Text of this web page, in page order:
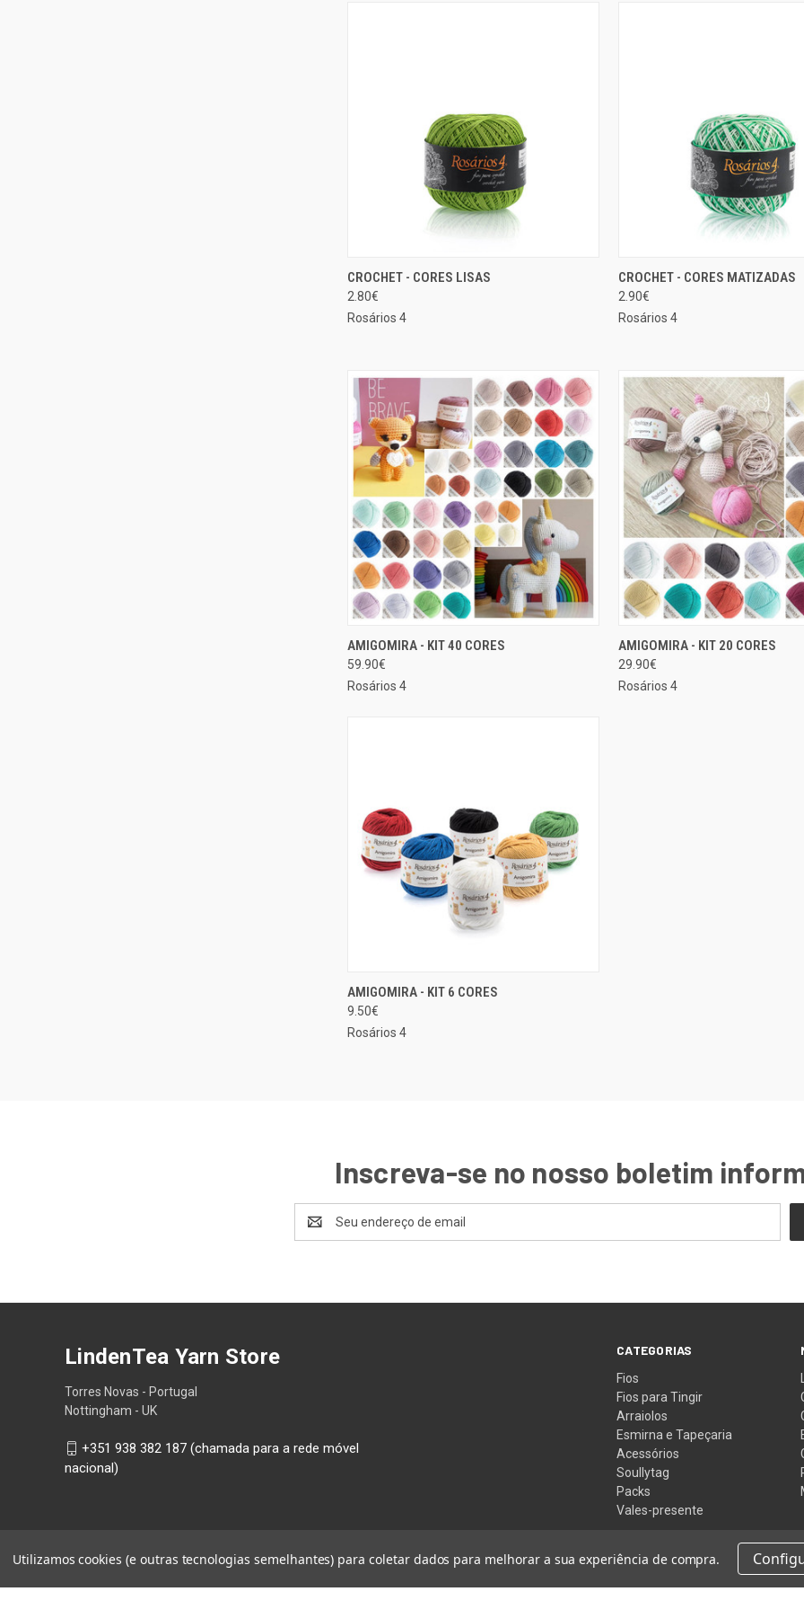
EXIBIÇÃO RÁPIDA
Comparar
CROCHET - CORES LISAS
2.80€
Rosários 4
EXIBIÇÃO RÁPIDA
Comparar
CROCHET - CORES MATIZADAS
2.90€
Rosários 4
EXIBIÇÃO RÁPIDA
Comparar
AMIGOMIRA - KIT 40 CORES
59.90€
Rosários 4
EXIBIÇÃO RÁPIDA
Comparar
AMIGOMIRA - KIT 20 CORES
29.90€
Rosários 4
EXIBIÇÃO RÁPIDA
Comparar
AMIGOMIRA - KIT 6 CORES
9.50€
Rosários 4
Inscreva-se no nosso boletim
de
CATEGORIAS
Fios
Fios para Tingir
Arraiolos
Esmirna e Tapeçaria
Acessórios
Soullytag
Packs
Vales-presente
LindenTea Yarn Store
Torres Novas - Portugal
Nottingham - UK
+351 938 382 187 (chamada para a rede móvel
nacional)
Utilizamos cookies (e outras tecnologias semelhantes) para coletar dados para melhorar a sua experiência de compra.